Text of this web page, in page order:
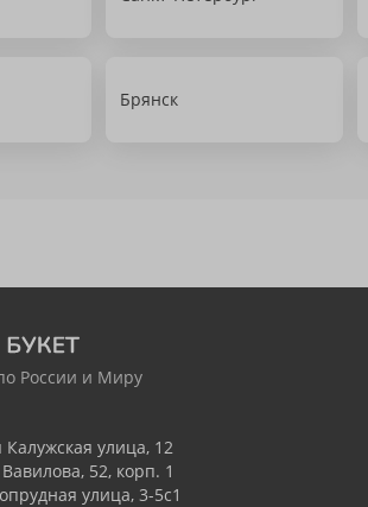
Брянск
России и Миру
улица, 12
52, корп. 1
улица, 3-5с1